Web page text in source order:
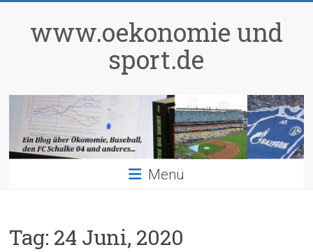
springenwww.oekonomie und
sport.de
Menü
Tag: 24 Juni, 2020